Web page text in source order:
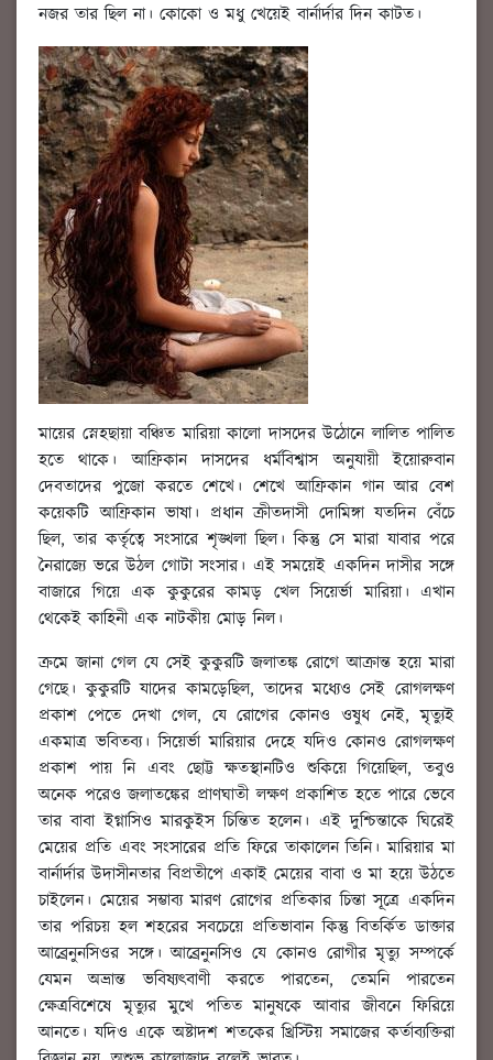
নজর তার ছিল না। কোকো ও মধু খেয়েই বার্নার্দার দিন কাটত।
মায়ের স্নেহছায়া বঞ্চিত মারিয়া কালো দাসদের উঠোনে লালিত পালিত
হতে থাকে। আফ্রিকান দাসদের ধর্মবিশ্বাস অনুযায়ী ইয়োরুবান
দেবতাদের পুজো করতে শেখে। শেখে আফ্রিকান গান আর বেশ
কয়েকটি আফ্রিকান ভাষা। প্রধান ক্রীতদাসী দোমিঙ্গা যতদিন বেঁচে
ছিল, তার কর্তৃত্বে সংসারে শৃঙ্খলা ছিল। কিন্তু সে মারা যাবার পরে
নৈরাজ্যে ভরে উঠল গোটা সংসার। এই সময়েই একদিন দাসীর সঙ্গে
বাজারে গিয়ে এক কুকুরের কামড় খেল সিয়ের্ভা মারিয়া। এখান
থেকেই কাহিনী এক নাটকীয় মোড় নিল।
ক্রমে জানা গেল যে সেই কুকুরটি জলাতঙ্ক রোগে আক্রান্ত হয়ে মারা
গেছে। কুকুরটি যাদের কামড়েছিল, তাদের মধ্যেও সেই রোগলক্ষণ
প্রকাশ পেতে দেখা গেল, যে রোগের কোনও ওষুধ নেই, মৃত্যুই
একমাত্র ভবিতব্য। সিয়ের্ভা মারিয়ার দেহে যদিও কোনও রোগলক্ষণ
প্রকাশ পায় নি এবং ছোট্ট ক্ষতস্থানটিও শুকিয়ে গিয়েছিল, তবুও
অনেক পরেও জলাতঙ্কের প্রাণঘাতী লক্ষণ প্রকাশিত হতে পারে ভেবে
তার বাবা ইগ্নাসিও মারকুইস চিন্তিত হলেন। এই দুশ্চিন্তাকে ঘিরেই
মেয়ের প্রতি এবং সংসারের প্রতি ফিরে তাকালেন তিনি। মারিয়ার মা
বার্নার্দার উদাসীনতার বিপ্রতীপে একাই মেয়ের বাবা ও মা হয়ে উঠতে
চাইলেন। মেয়ের সম্ভাব্য মারণ রোগের প্রতিকার চিন্তা সূত্রে একদিন
তার পরিচয় হল শহরের সবচেয়ে প্রতিভাবান কিন্তু বিতর্কিত ডাক্তার
আব্রেনুনসিওর সঙ্গে। আব্রেনুনসিও যে কোনও রোগীর মৃত্যু সম্পর্কে
যেমন অভ্রান্ত ভবিষ্যৎবাণী করতে পারতেন, তেমনি পারতেন
ক্ষেত্রবিশেষে মৃত্যুর মুখে পতিত মানুষকে আবার জীবনে ফিরিয়ে
আনতে। যদিও একে অষ্টাদশ শতকের খ্রিস্টিয় সমাজের কর্তাব্যক্তিরা